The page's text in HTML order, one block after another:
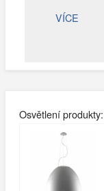
VÍCE
Osvětlení produkty: